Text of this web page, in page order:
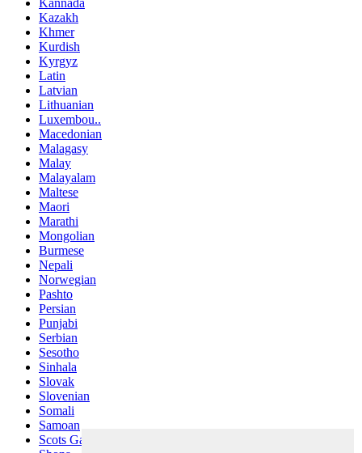
Kazakh
Khmer
Kurdish
Kyrgyz
Latin
Latvian
Lithuanian
Luxembou..
Macedonian
Malagasy
Malay
Malayalam
Maltese
Maori
Marathi
Mongolian
Burmese
Nepali
Norwegian
Pashto
Persian
Punjabi
Serbian
Sesotho
Sinhala
Slovak
Slovenian
Somali
Samoan
Scots Gaelic